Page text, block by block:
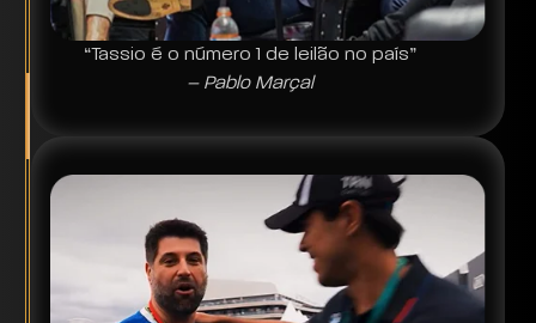
“Tassio é o número 1 de leilão no país”
– Pablo Marçal